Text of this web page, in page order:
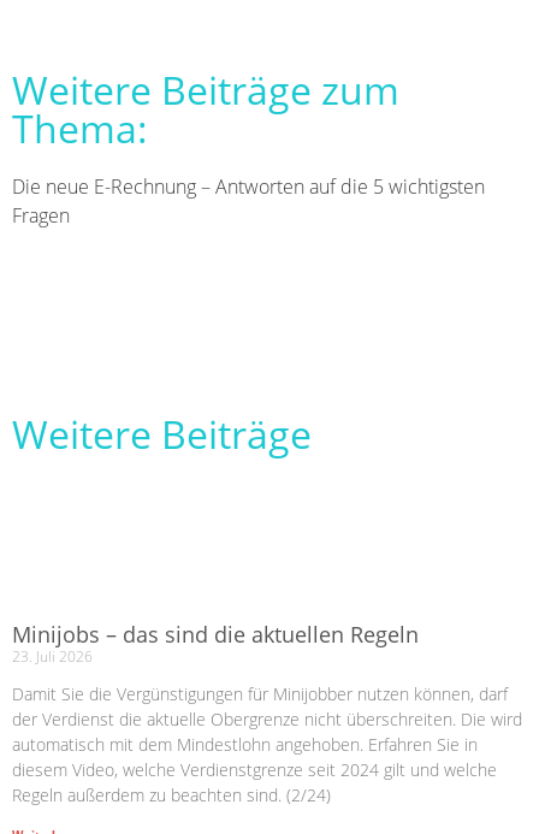
Weitere Beiträge zum
Thema:
Die neue E-Rechnung – Antworten auf die 5 wichtigsten
Fragen
Weitere Beiträge
Minijobs – das sind die aktuellen Regeln
23. Juli 2026
Damit Sie die Vergünstigungen für Minijobber nutzen können, darf
der Verdienst die aktuelle Obergrenze nicht überschreiten. Die wird
automatisch mit dem Mindestlohn angehoben. Erfahren Sie in
diesem Video, welche Verdienstgrenze seit 2024 gilt und welche
Regeln außerdem zu beachten sind. (2/24)